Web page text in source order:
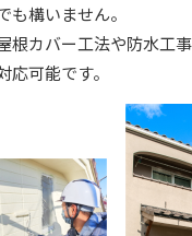
も構いません。
根カバー工法や防水工
応可能です。